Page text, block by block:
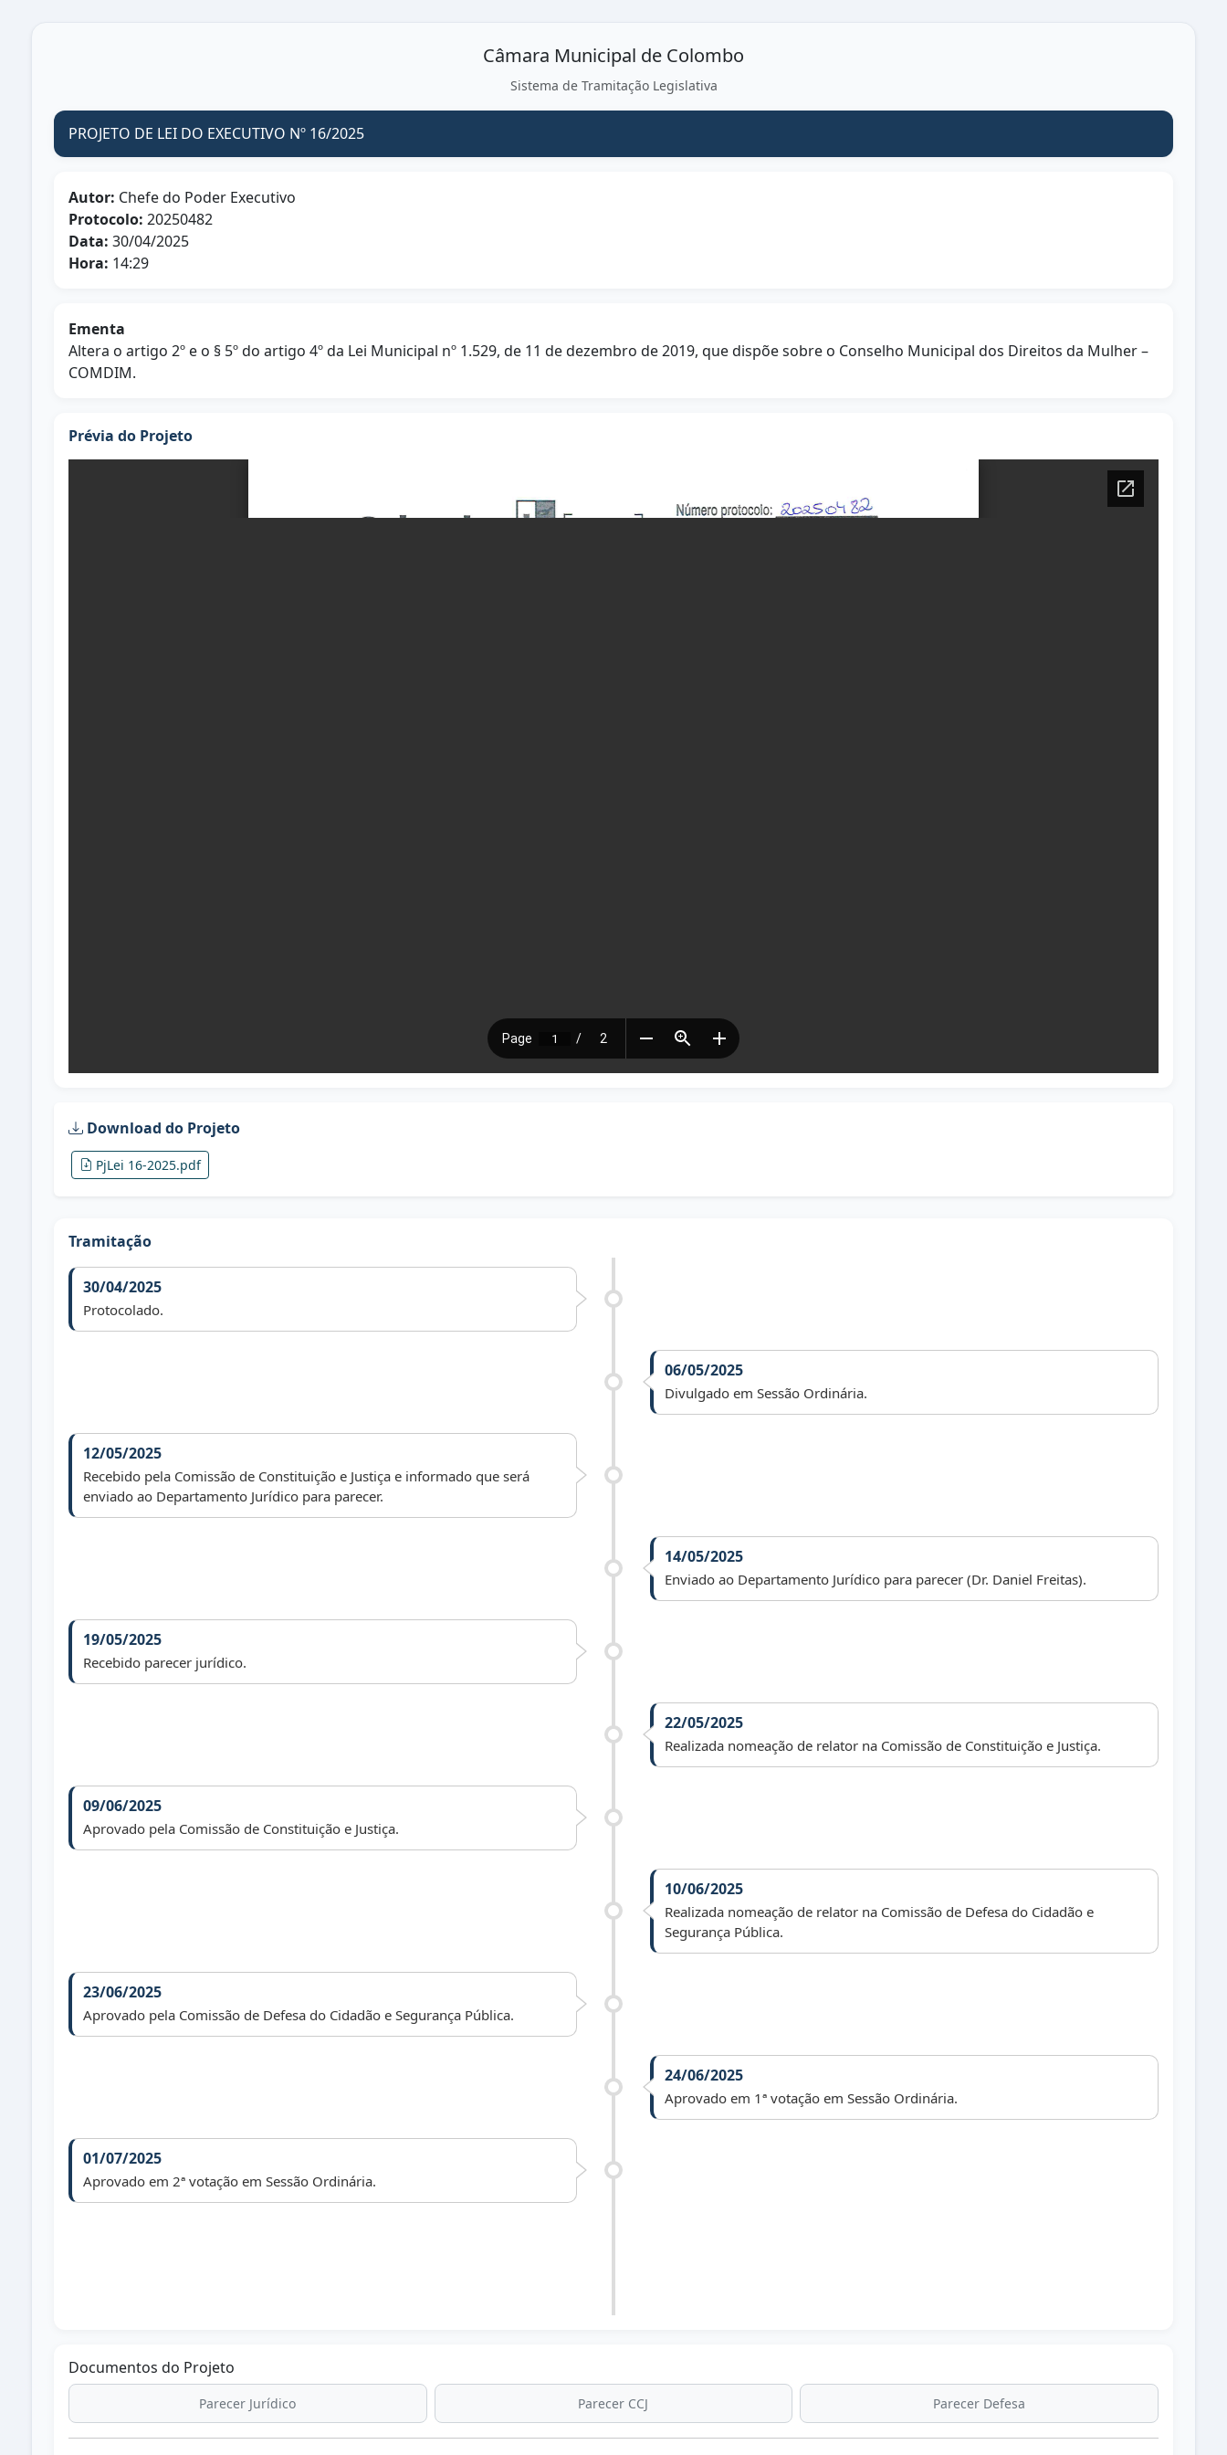
Câmara Municipal de Colombo
Sistema de Tramitação Legislativa
PROJETO DE LEI DO EXECUTIVO Nº 16/2025
Autor: Chefe do Poder Executivo
Protocolo: 20250482
Data: 30/04/2025
Hora: 14:29
Ementa
Altera o artigo 2º e o § 5º do artigo 4º da Lei Municipal nº 1.529, de 11 de dezembro de 2019, que dispõe sobre o Conselho Municipal dos Direitos da Mulher –
COMDIM.
Prévia do Projeto
Download do Projeto
PjLei 16-2025.pdf
Tramitação
30/04/2025
Protocolado.
06/05/2025
Divulgado em Sessão Ordinária.
12/05/2025
Recebido pela Comissão de Constituição e Justiça e informado que será
enviado ao Departamento Jurídico para parecer.
14/05/2025
Enviado ao Departamento Jurídico para parecer (Dr. Daniel Freitas).
19/05/2025
Recebido parecer jurídico.
22/05/2025
Realizada nomeação de relator na Comissão de Constituição e Justiça.
09/06/2025
Aprovado pela Comissão de Constituição e Justiça.
10/06/2025
Realizada nomeação de relator na Comissão de Defesa do Cidadão e
Segurança Pública.
23/06/2025
Aprovado pela Comissão de Defesa do Cidadão e Segurança Pública.
24/06/2025
Aprovado em 1ª votação em Sessão Ordinária.
01/07/2025
Aprovado em 2ª votação em Sessão Ordinária.
Documentos do Projeto
Parecer Jurídico Parecer CCJ Parecer Defesa